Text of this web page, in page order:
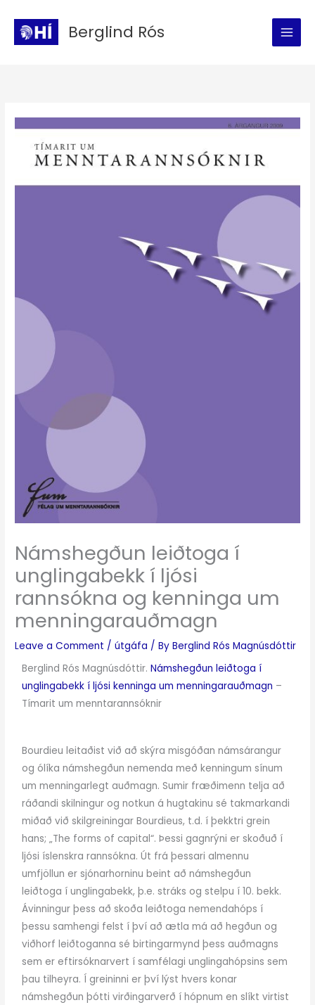
content
Berglind Rós
Námshegðun leiðtoga í
unglingabekk í ljósi
rannsókna og kenninga um
menningarauðmagn
Leave a Comment /útgáfa / ByBerglind Rós Magnúsdóttir
Berglind Rós Magnúsdóttir.Námshegðun leiðtoga í
unglingabekk í ljósi kenninga um menningarauðmagn –
Tímarit um menntarannsóknir
Bourdieu leitaðist við að skýra misgóðan námsárangur
og ólíka námshegðun nemenda meðkenningum sínum
um menningarlegt auðmagn. Sumir fræðimenn telja að
ráðandi skilningur og notkun á hugtakinu sé takmarkandi
miðað við skilgreiningar Bourdieus, t.d. í þekktri grein
hans; „The forms of capital“. Þessi gagnrýni er skoðuð í
ljósi íslenskra rannsókna. Út frá þessari almennu
umfjöllun er sjónarhorninu beint að námshegðun
leiðtoga í unglingabekk, þ.e. stráks og stelpu í 10. bekk.
Ávinningur þess að skoða leiðtoga nemendahóps í
þessu samhengi felst í því að ætla má að hegðun og
viðhorf leiðtoganna sé birtingarmynd þess auðmagns
sem er eftirsóknarvert í samfélagi unglingahópsins sem
þau tilheyra. Í greininni er því lýst hvers konar
námshegðun þóttivirðingarverð í hópnum en slíkt virtist